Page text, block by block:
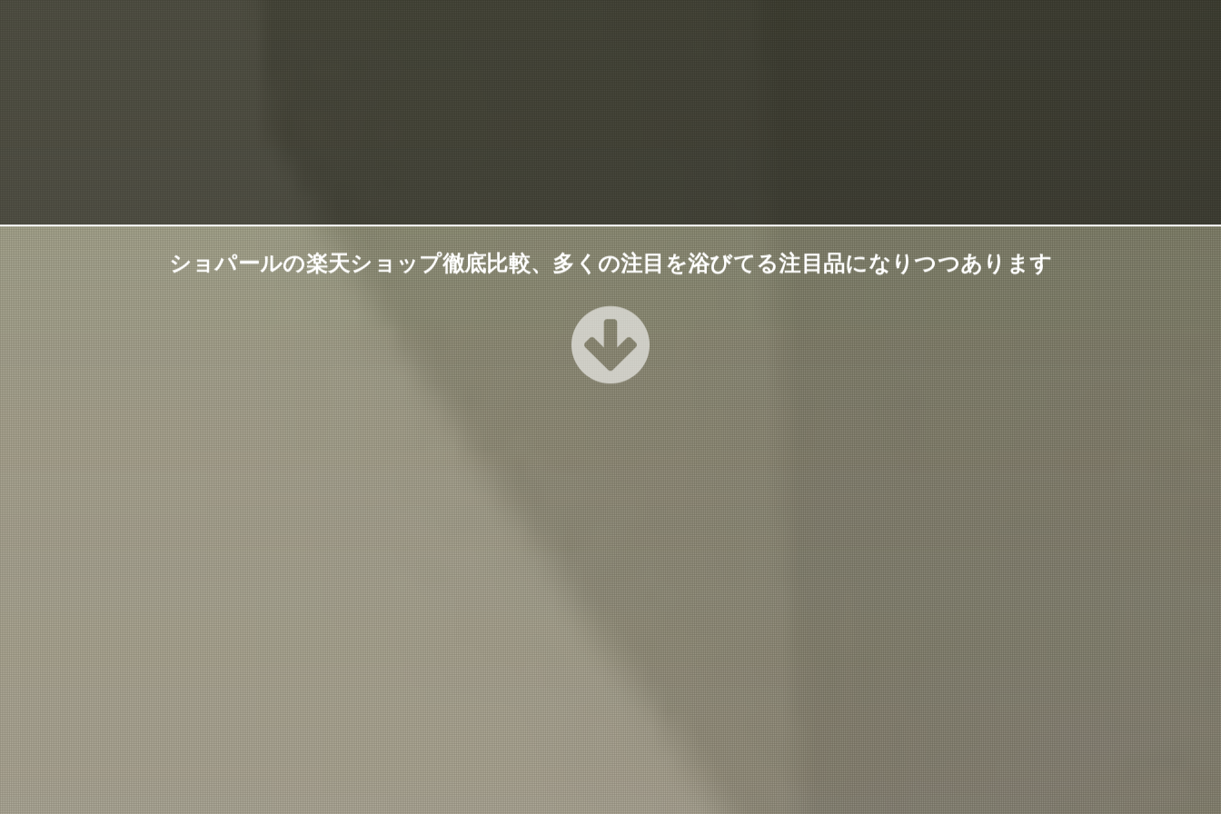
ショパールの楽天ショップ徹底比較、多くの注目を浴びてる注目品になりつつあります